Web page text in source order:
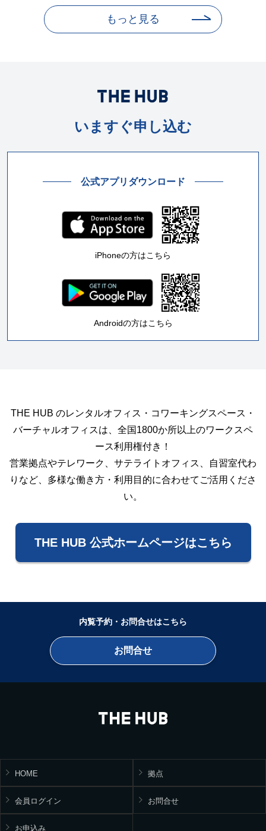
もっと見る
いますぐ申し込む
公式アプリダウンロード
iPhoneの方はこちら
Androidの方はこちら
THE HUB のレンタルオフィス・コワーキングスペース・
バーチャルオフィスは、全国1800か所以上のワークスペ
ース利用権付き！
営業拠点やテレワーク、サテライトオフィス、自習室代わ
りなど、多様な働き方・利用目的に合わせてご活用くださ
い。
THE HUB 公式ホームページはこちら
内覧予約・お問合せはこちら
お問合せ
HOME 拠点
会員ログイン お問合せ
お申込み